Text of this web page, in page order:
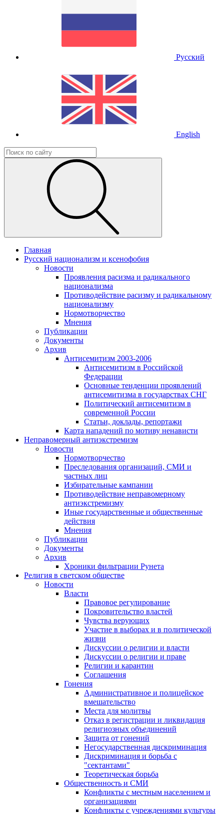
Русский
English
Главная
Русский национализм и ксенофобия
Новости
Проявления расизма и радикального
национализма
Противодействие расизму и радикальному
национализму
Нормотворчество
Мнения
Публикации
Документы
Архив
Антисемитизм 2003-2006
Антисемитизм в Российской
Федерации
Основные тенденции проявлений
антисемитизма в государствах СНГ
Политический антисемитизм в
современной России
Статьи, доклады, репортажи
Карта нападений по мотиву ненависти
Неправомерный антиэкстремизм
Новости
Нормотворчество
Преследования организаций, СМИ и
частных лиц
Избирательные кампании
Противодействие неправомерному
антиэкстремизму
Иные государственные и общественные
действия
Мнения
Публикации
Документы
Архив
Хроники фильтрации Рунета
Религия в светском обществе
Новости
Власти
Правовое регулирование
Покровительство властей
Чувства верующих
Участие в выборах и в политической
жизни
Дискуссии о религии и власти
Дискуссии о религии и праве
Религии и карантин
Соглашения
Гонения
Административное и полицейское
вмешательство
Места для молитвы
Отказ в регистрации и ликвидация
религиозных объединений
Защита от гонений
Негосударственная дискриминация
Дискриминация и борьба с
"сектантами"
Теоретическая борьба
Общественность и СМИ
Конфликты с местным населением и
организациями
Конфликты с учреждениями культуры